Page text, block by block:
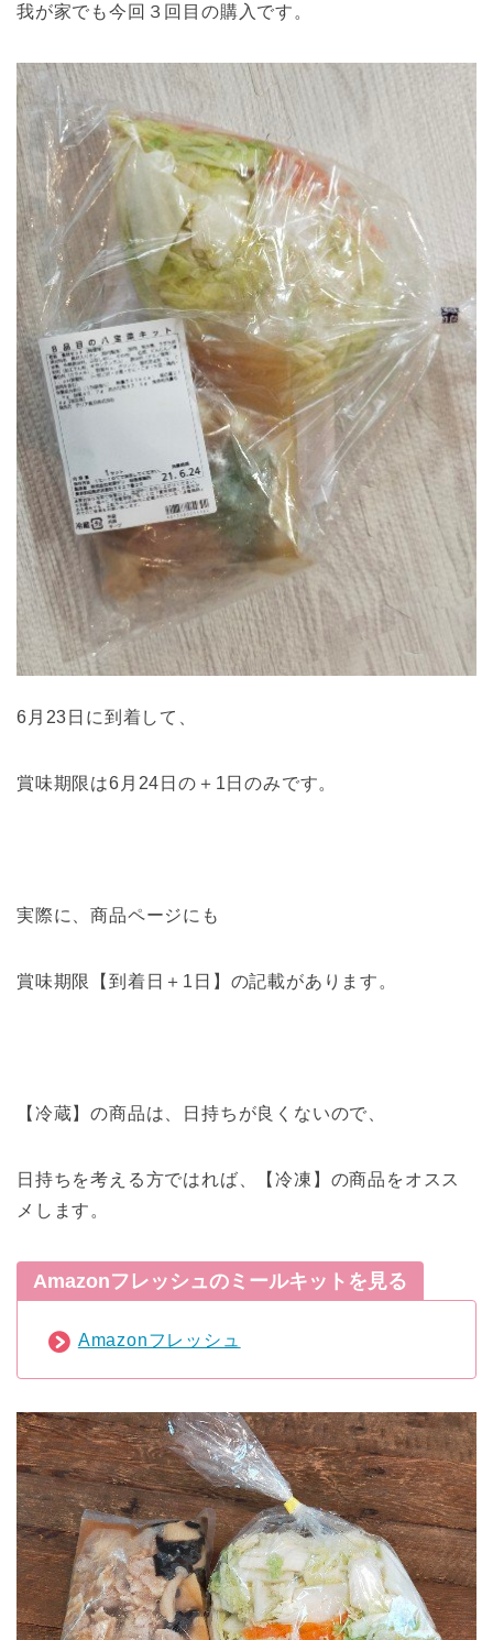
我が家でも今回３回目の購入です。
6月23日に到着して、
賞味期限は6月24日の＋1日のみです。
実際に、商品ページにも
賞味期限【到着日＋1日】の記載があります。
【冷蔵】の商品は、日持ちが良くないので、
日持ちを考える方ではれば、【冷凍】の商品をオスス
メします。
Amazonフレッシュのミールキットを見る
Amazonフレッシュ